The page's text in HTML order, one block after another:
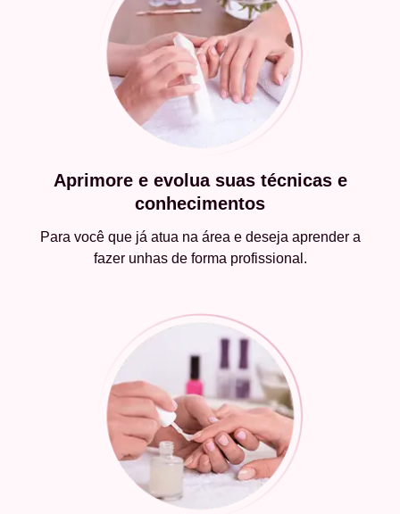
Aprimore e evolua suas técnicas e
conhecimentos
Para você que já atua na área e deseja aprender a
fazer unhas de forma profissional.